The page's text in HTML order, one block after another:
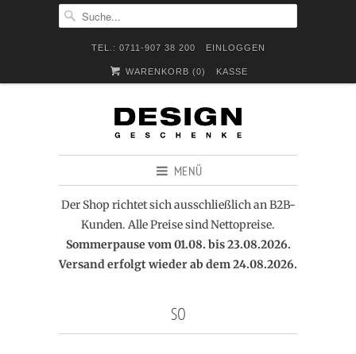
TEL.: 0711-907 38 200 EINLOGGEN
WARENKORB (0) KASSE
MENÜ
Der Shop richtet sich ausschließlich an B2B-
Kunden. Alle Preise sind Nettopreise.
Sommerpause vom 01.08. bis 23.08.2026.
Versand erfolgt wieder ab dem 24.08.2026.
SO